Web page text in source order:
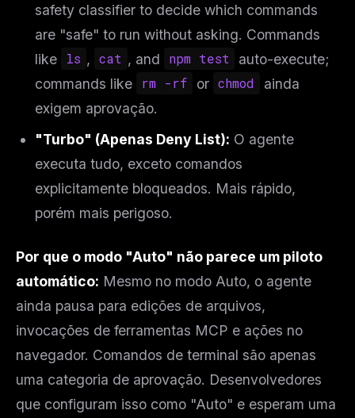
safety classifier to decide which commands
are "safe" to run without asking. Commands
like
ls , cat , and npm test
auto-execute;
commands like
rm -rf or chmod
ainda
exigem aprovação.
"Turbo" (Apenas Deny List): O agente
executa tudo, exceto comandos
explicitamente bloqueados. Mais rápido,
porém mais perigoso.
Por que o modo "Auto" não parece um piloto
automático: Mesmo no modo Auto, o agente
ainda pausa para edições de arquivos,
invocações de ferramentas MCP e ações no
navegador. Comandos de terminal são apenas
uma categoria de aprovação. Desenvolvedores
que configuram isso como "Auto" e esperam uma